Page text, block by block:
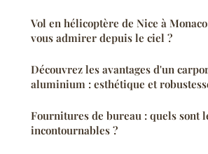
Vol en hélicoptère de Nice à
vous admirer depuis le ciel ?
Découvrez les avantages d'un
aluminium : esthétique et
Fournitures de bureau : quels sont
incontournables ?